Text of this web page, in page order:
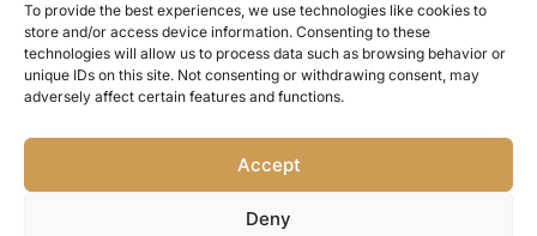
To provide the best experiences, we use technologies like cookies to
store and/or access device information. Consenting to these
technologies will allow us to process data such as browsing behavior or
unique IDs on this site. Not consenting or withdrawing consent, may
adversely affect certain features and functions.
Accept
Deny
Política de Privacidade
de Reclamações/